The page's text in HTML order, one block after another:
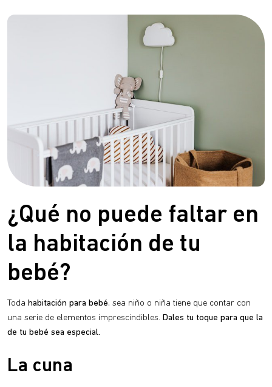
¿Qué no puede faltar en
la habitación de tu
bebé?
Toda habitación para bebé, sea niño o niña tiene que contar con
una serie de elementos imprescindibles. Dales tu toque para que la
de tu bebé sea especial.
La cuna